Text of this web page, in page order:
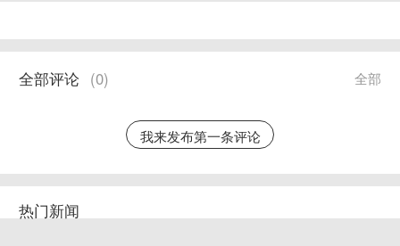
全部
全部评论 (0)
我来发布第一条评论
热门新闻